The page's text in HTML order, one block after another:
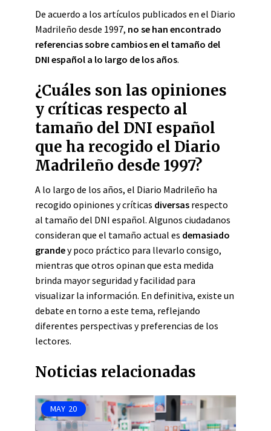
De acuerdo a los artículos publicados en el Diario
Madrileño desde 1997, no se han encontrado
referencias sobre cambios en el tamaño del
DNI español a lo largo de los años.
¿Cuáles son las opiniones
y críticas respecto al
tamaño del DNI español
que ha recogido el Diario
Madrileño desde 1997?
A lo largo de los años, el Diario Madrileño ha
recogido opiniones y críticas diversas respecto
al tamaño del DNI español. Algunos ciudadanos
consideran que el tamaño actual es demasiado
grandey poco práctico para llevarlo consigo,
mientras que otros opinan que esta medida
brinda mayor seguridad y facilidad para
visualizar la información. En definitiva, existe un
debate en torno a este tema, reflejando
diferentes perspectivas y preferencias de los
lectores.
Noticias relacionadas
MAY 20